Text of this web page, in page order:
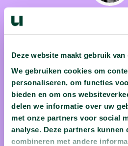
Deze website maakt gebruik van
We gebruiken cookies om
personaliseren, om functies
bieden en om ons
delen we informatie over uw
met onze partners voor social
analyse. Deze partners kunnen
combineren met andere
prof. dr.
Marinka Kuijpers (OU) reist stad
te praten over de laatste
loopbaanbegeleiding. En dat is
wil er nou niet slimmere keuzes
toekomst?